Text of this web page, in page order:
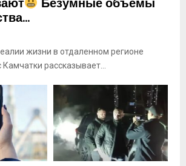
жизни в отдаленном регионе
рассказывает...